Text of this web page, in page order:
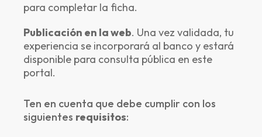
para completar la ficha.
Publicación en la web. Una vez validada, tu
experiencia se incorporará al banco y estará
disponible para consulta pública en este
portal.
Ten en cuenta que debe cumplir con los
siguientes requisitos: